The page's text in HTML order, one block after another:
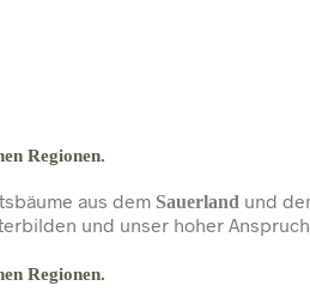
Regionen.
aus dem Sauerland und
und unser hoher
Regionen.